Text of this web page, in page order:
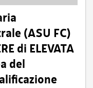
(ASU FC)
di ELEVATA
del